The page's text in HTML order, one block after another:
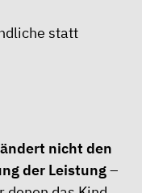
statt
nicht den
der Leistung–